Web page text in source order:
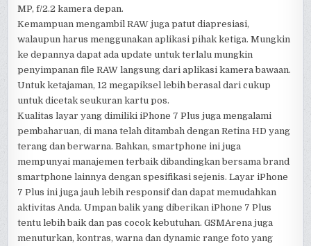
MP, f/2.2 kamera depan.
Kemampuan mengambil RAW juga patut diapresiasi,
walaupun harus menggunakan aplikasi pihak ketiga. Mungkin
ke depannya dapat ada update untuk terlalu mungkin
penyimpanan file RAW langsung dari aplikasi kamera bawaan.
Untuk ketajaman, 12 megapiksel lebih berasal dari cukup
untuk dicetak seukuran kartu pos.
Kualitas layar yang dimiliki iPhone 7 Plus juga mengalami
pembaharuan, di mana telah ditambah dengan Retina HD yang
terang dan berwarna. Bahkan, smartphone ini juga
mempunyai manajemen terbaik dibandingkan bersama brand
smartphone lainnya dengan spesifikasi sejenis. Layar iPhone
7 Plus ini juga jauh lebih responsif dan dapat memudahkan
aktivitas Anda. Umpan balik yang diberikan iPhone 7 Plus
tentu lebih baik dan pas cocok kebutuhan. GSMArena juga
menuturkan, kontras, warna dan dynamic range foto yang